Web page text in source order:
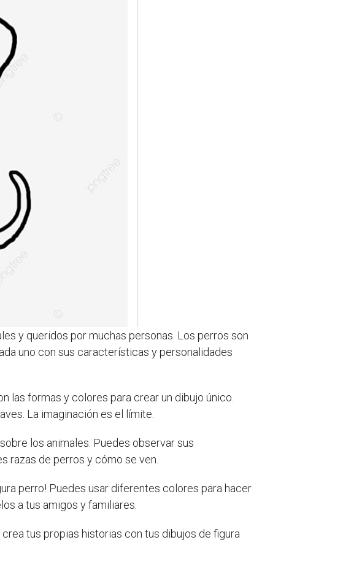
y queridos por muchas personas. Los perros son
uno con sus características y personalidades
las formas y colores para crear un dibujo único.
La imaginación es el límite.
los animales. Puedes observar sus
razas de perros y cómo se ven.
perro! Puedes usar diferentes colores para hacer
a tus amigos y familiares.
tus propias historias con tus dibujos de figura